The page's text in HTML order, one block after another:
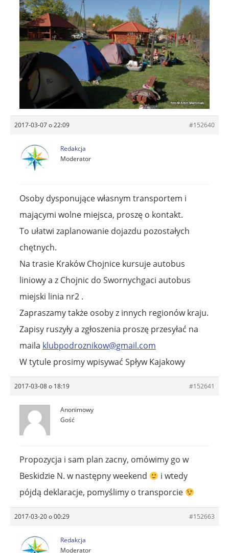
2017-03-07 o 22:09 #152640
Redakcja
Moderator
Osoby dysponujące własnym transportem i
mającymi wolne miejsca, proszę o kontakt.
To ułatwi zaplanowanie dojazdu pozostałych
chętnych.
Na trasie Kraków Chojnice kursuje autobus
liniowy a z Chojnic do Swornychgaci autobus
miejski linia nr2 .
Zapraszamy także osoby z innych regionów kraju.
Zapisy ruszyły a zgłoszenia proszę przesyłać na
maila klubpodroznikow@gmail.com
W tytule prosimy wpisywać Spływ Kajakowy
2017-03-08 o 18:19 #152641
Anonimowy
Gość
Propozycja i sam plan zacny, omówimy go w
Beskidzie N. w następny weekend
i wtedy
pójdą deklaracje, pomyślimy o transporcie
2017-03-20 o 00:29 #152663
Redakcja
Moderator